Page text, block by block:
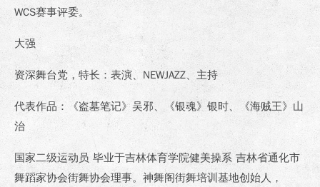
WCS赛事评委。
大强
资深舞台党，特长：表演、NEWJAZZ、主持
代表作品：《盗墓笔记》吴邪、《银魂》银时、《海贼王》山
治
国家二级运动员 毕业于吉林体育学院健美操系 吉林省通化市
舞蹈家协会街舞协会理事。神舞阁街舞培训基地创始人，